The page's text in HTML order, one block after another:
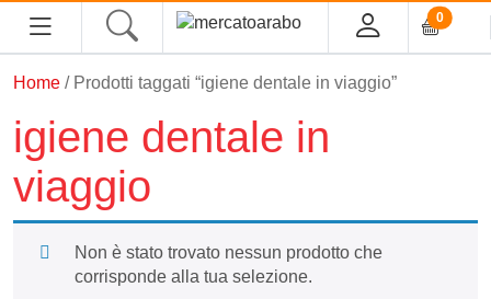
0
ALIMENTARI
COSMESI
PROFUMI ARABI
Home / Prodotti taggati “igiene dentale in viaggio”
igiene dentale in
viaggio
Non è stato trovato nessun prodotto che
corrisponde alla tua selezione.